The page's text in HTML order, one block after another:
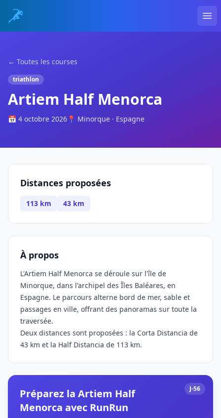
← Toutes les courses
triathlon
Artiem Half Menorca
📅 4 octobre 2026 📍 Minorque · Espagne
Distances proposées
113 km 43 km
À propos
L'Artiem Half Menorca se déroule sur l'île de
Minorque, dans l'archipel des Îles Baléares, en
Espagne. Le parcours alterne bord de mer, sable et
passages en ville, offrant des panoramas sur toute la
traversée.
Deux distances sont proposées : la Corta Distancia de
43 km et la Half Distancia de 113 km.
J-56
Préparez la Artiem Half
Menorca avec RunRun